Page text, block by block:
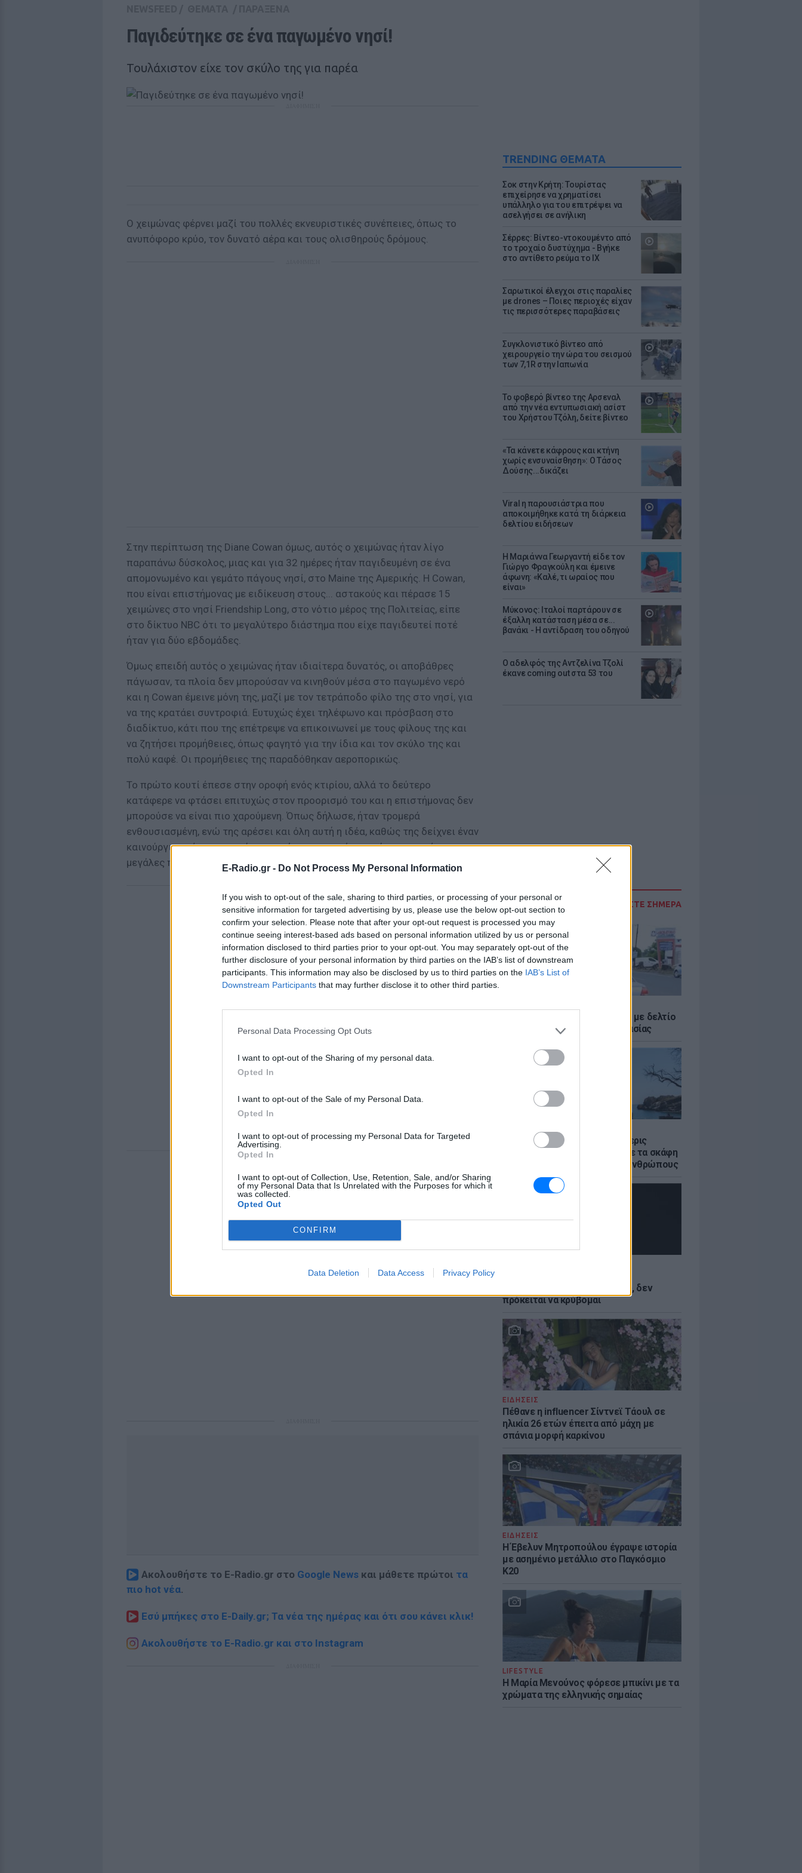
E-Radio.gr - Do Not Process My Personal Information
If you wish to opt-out of the sale, sharing to third parties, or processing of your personal or
sensitive information for targeted advertising by us, please use the below opt-out section to
confirm your selection. Please note that after your opt-out request is processed you may
continue seeing interest-based ads based on personal information utilized by us or personal
information disclosed to third parties prior to your opt-out. You may separately opt-out of the
further disclosure of your personal information by third parties on the IAB’s list of downstream
participants. This information may also be disclosed by us to third parties on the IAB’s List of
Downstream Participants that may further disclose it to other third parties.
Personal Data Processing Opt Outs
I want to opt-out of the Sharing of my personal data.
Opted In
I want to opt-out of the Sale of my Personal Data.
Opted In
I want to opt-out of processing my Personal Data for Targeted
Advertising.
Opted In
I want to opt-out of Collection, Use, Retention, Sale, and/or Sharing
of my Personal Data that Is Unrelated with the Purposes for which it
was collected.
Opted Out
CONFIRM
Data Deletion Data Access Privacy Policy
TRENDING ΘΕΜΑΤΑ
Σοκ στην Κρήτη: Τουρίστας
επιχείρησε να χρηματίσει
υπάλληλο για του επιτρέψει να
ασελγήσει σε ανήλικη
Σέρρες: Βίντεο-ντοκουμέντο από
το τροχαίο δυστύχημα - Βγήκε
στο αντίθετο ρεύμα το ΙΧ
Σαρωτικοί έλεγχοι στις παραλίες
με drones – Ποιες περιοχές είχαν
τις περισσότερες παραβάσεις
Συγκλονιστικό βίντεο από
χειρουργείο την ώρα του σεισμού
των 7,1R στην Ιαπωνία
Το φοβερό βίντεο της Αρσεναλ
από την νέα εντυπωσιακή ασίστ
του Χρήστου Τζόλη, δείτε βίντεο
«Τα κάνετε κάφρους και κτήνη
χωρίς ενσυναίσθηση»: Ο Τάσος
Δούσης...δικάζει
Viral η παρουσιάστρια που
αποκοιμήθηκε κατά τη διάρκεια
δελτίου ειδήσεων
Η Μαριάννα Γεωργαντή είδε τον
Γιώργο Φραγκούλη και έμεινε
άφωνη: «Καλέ, τι ωραίος που
είναι»
Μύκονος: Ιταλοί παρτάρουν σε
έξαλλη κατάσταση μέσα σε...
βανάκι - Η αντίδραση του οδηγού
Ο αδελφός της Αντζελίνα Τζολί
έκανε coming out στα 53 του
ΔΙΑΒΑΣΤΕ ΣΗΜΕΡΑ
Πουέρτο Ρίκο: Διανομή νερού με δελτίο
εν μέσω παρατεταμένης ξηρασίας
Φωτιά στο Ρέθυμνο: Οι τέσσερις
«ήρωες της θάλασσας» που με τα σκάφη
τους έσωσαν πάνω από 100 ανθρώπους
ασχολούνται με το δέρμα μου, δεν
πρόκειται να κρύβομαι
ΕΙΔΗΣΕΙΣ
Πέθανε η influencer Σίντνεϊ Τάουλ σε
ηλικία 26 ετών έπειτα από μάχη με
σπάνια μορφή καρκίνου
ΕΙΔΗΣΕΙΣ
Η Έβελυν Μητροπούλου έγραψε ιστορία
με ασημένιο μετάλλιο στο Παγκόσμιο
Κ20
LIFESTYLE
Η Μαρία Μενούνος φόρεσε μπικίνι με τα
χρώματα της ελληνικής σημαίας
Παγιδεύτηκε σε ένα παγωμένο νησί!
Τουλάχιστον είχε τον σκύλο της για παρέα
Ο χειμώνας φέρνει μαζί του πολλές εκνευριστικές συνέπειες, όπως το
ανυπόφορο κρύο, τον δυνατό αέρα και τους ολισθηρούς δρόμους.
Στην περίπτωση της Diane Cowan όμως, αυτός ο χειμώνας ήταν λίγο
παραπάνω δύσκολος, μιας και για 32 ημέρες ήταν παγιδευμένη σε ένα
απομονωμένο και γεμάτο πάγους νησί, στο Maine της Αμερικής. Η Cowan,
που είναι επιστήμονας με ειδίκευση στους... αστακούς και πέρασε 15
χειμώνες στο νησί Friendship Long, στο νότιο μέρος της Πολιτείας, είπε
στο δίκτυο NBC ότι το μεγαλύτερο διάστημα που είχε παγιδευτεί ποτέ
ήταν για δύο εβδομάδες.
Όμως επειδή αυτός ο χειμώνας ήταν ιδιαίτερα δυνατός, οι αποβάθρες
πάγωσαν, τα πλοία δεν μπορούσαν να κινηθούν μέσα στο παγωμένο νερό
και η Cowan έμεινε μόνη της, μαζί με τον τετράποδο φίλο της στο νησί, για
να της κρατάει συντροφιά. Ευτυχώς έχει τηλέφωνο και πρόσβαση στο
διαδίκτυο, κάτι που της επέτρεψε να επικοινωνεί με τους φίλους της και
να ζητήσει προμήθειες, όπως φαγητό για την ίδια και τον σκύλο της και
πολύ καφέ. Οι προμήθειες της παραδόθηκαν αεροπορικώς.
Το πρώτο κουτί έπεσε στην οροφή ενός κτιρίου, αλλά το δεύτερο
κατάφερε να φτάσει επιτυχώς στον προορισμό του και η επιστήμονας δεν
μπορούσε να είναι πιο χαρούμενη. Όπως δήλωσε, ήταν τρομερά
ενθουσιασμένη, ενώ της αρέσει και όλη αυτή η ιδέα, καθώς της δείχνει έναν
καινούργιο τρόπο σχετικά με το πώς να μεταφέρει πράγματα εκεί για
μεγάλες περιόδους.
Ακολουθήστε το E-Radio.gr στο Google News και μάθετε πρώτοι τα
πιο hot νέα.
Εσύ μπήκες στο E-Daily.gr; Τα νέα της ημέρας και ότι σου κάνει κλικ!
Ακολουθήστε το E-Radio.gr και στο Instagram